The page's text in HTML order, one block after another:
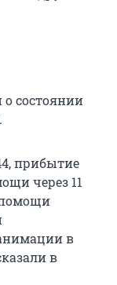
о состоянии
прибытие
через 11
в
в